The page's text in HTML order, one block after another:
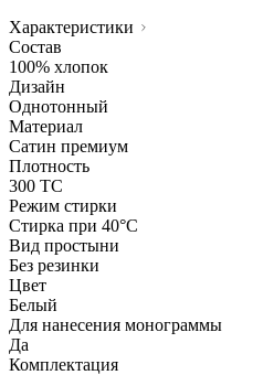
Характеристики
Состав
100% хлопок
Дизайн
Однотонный
Материал
Сатин премиум
Плотность
300 ТС
Режим стирки
Стирка при 40°С
Вид простыни
Без резинки
Цвет
Белый
Для нанесения монограммы
Да
Комплектация